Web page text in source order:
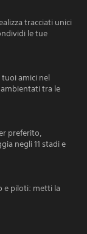
tracciati unici
le tue
tuoi amici nel
tra le
preferito,
negli 11 stadi e
e piloti: metti la